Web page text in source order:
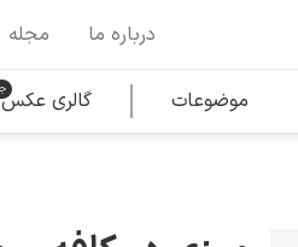
درباره ما مجله
موضوعات گالری عکس